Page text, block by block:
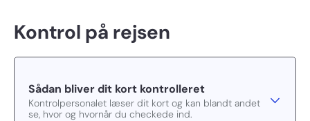
Kontrol på rejsen
Sådan bliver dit kort kontrolleret
Kontrolpersonalet læser dit kort og kan blandt andet
se, hvor og hvornår du checkede ind.